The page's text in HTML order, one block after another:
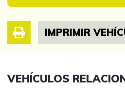
IMPRIMIR
VEHÍCULOS